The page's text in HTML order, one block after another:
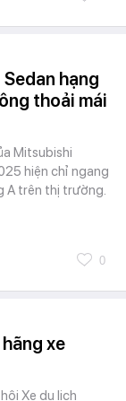
hạng
thoải mái
Mitsubishi
hiện chỉ ngang
A trên thị trường.
0
xe
Xe du lịch